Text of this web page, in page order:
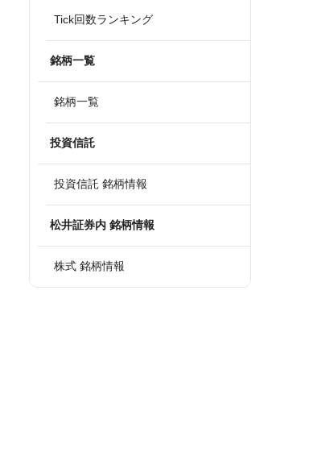
Tick回数ランキング
銘柄一覧
銘柄一覧
投資信託
投資信託 銘柄情報
松井証券内 銘柄情報
株式 銘柄情報